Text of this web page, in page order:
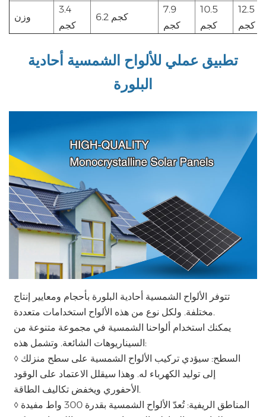
وزن
3.4
كجم
6.2 كجم
7.9
كجم
10.5
كجم
12.5
كجم
تطبيق عملي للألواح الشمسية أحادية
البلورة
تتوفر الألواح الشمسية أحادية البلورة بأحجام ومعايير إنتاج
مختلفة. ولكل نوع من هذه الألواح استخدامات متعددة.
يمكنك استخدام ألواحنا الشمسية في مجموعة متنوعة من
السيناريوهات الشائعة. وتشمل هذه:
◊ السطح: سيؤدي تركيب الألواح الشمسية على سطح منزلك
إلى توليد الكهرباء له. وهذا سيقلل الاعتماد على الوقود
الأحفوري ويخفض تكاليف الطاقة.
◊ المناطق الريفية: تُعدّ الألواح الشمسية بقدرة 300 واط مفيدة